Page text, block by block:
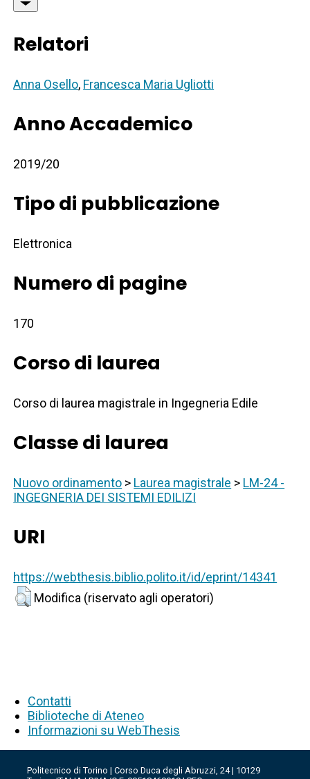
Relatori
Anna Osello, Francesca Maria Ugliotti
Anno Accademico
2019/20
Tipo di pubblicazione
Elettronica
Numero di pagine
170
Corso di laurea
Corso di laurea magistrale in Ingegneria Edile
Classe di laurea
Nuovo ordinamento > Laurea magistrale > LM-24 -
INGEGNERIA DEI SISTEMI EDILIZI
URI
https://webthesis.biblio.polito.it/id/eprint/14341
Modifica (riservato agli operatori)
Contatti
Biblioteche di Ateneo
Informazioni su WebThesis
Politecnico di Torino | Corso Duca degli Abruzzi, 24 | 10129